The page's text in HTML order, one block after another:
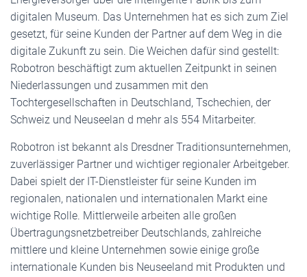
digitalen Museum. Das Unternehmen hat es sich zum Ziel
gesetzt, für seine Kunden der Partner auf dem Weg in die
digitale Zukunft zu sein. Die Weichen dafür sind gestellt:
Robotron beschäftigt zum aktuellen Zeitpunkt in seinen
Niederlassungen und zusammen mit den
Tochtergesellschaften in Deutschland, Tschechien, der
Schweiz und Neuseelan d mehr als 554 Mitarbeiter.
Robotron ist bekannt als Dresdner Traditionsunternehmen,
zuverlässiger Partner und wichtiger regionaler Arbeitgeber.
Dabei spielt der IT-Dienstleister für seine Kunden im
regionalen, nationalen und internationalen Markt eine
wichtige Rolle. Mittlerweile arbeiten alle großen
Übertragungsnetzbetreiber Deutschlands, zahlreiche
mittlere und kleine Unternehmen sowie einige große
internationale Kunden bis Neuseeland mit Produkten und